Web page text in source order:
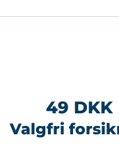
49 DKK
Valgfri